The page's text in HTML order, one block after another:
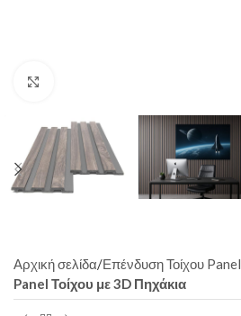
Αρχική σελίδα Επένδυση Τοίχου Panel
Panel Τοίχου με 3D Πηχάκια